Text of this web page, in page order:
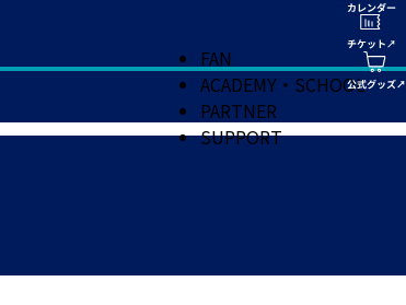
FAN
ACADEMY・SCHOOL
PARTNER
SUPPORT